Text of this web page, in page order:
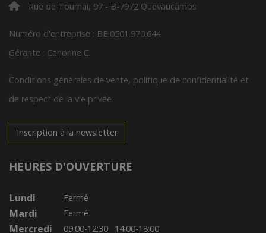
Rue de Tournai, 97 - B-7972 Quevaucamps
Numéro d'entreprise : BE 0501.970.644
Gérante : Canonne C.
Conditions générales de vente, politique de confidentialité et
de respect de la vie privée
Inscription à la newsletter
HEURES D'OUVERTURE
Lundi Fermé
Mardi Fermé
Mercredi 09:00-12:30 14:00-18:00